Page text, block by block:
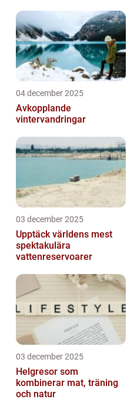
04 december 2025
Avkopplande
vintervandringar
03 december 2025
Upptäck världens mest
spektakulära
vattenreservoarer
03 december 2025
Helgresor som
kombinerar mat, träning
och natur